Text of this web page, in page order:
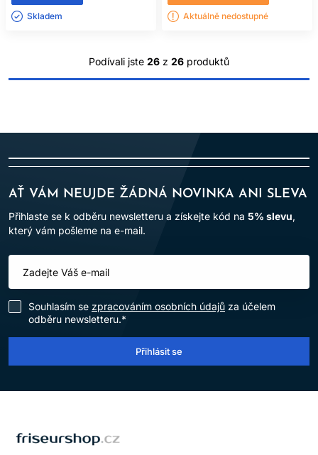
Skladem ㅤ Aktuálně nedostupné
Podívali jste 26 z 26 produktů
AŤ VÁM NEUJDE ŽÁDNÁ NOVINKA ANI SLEVA
Přihlaste se k odběru newsletteru a získejte kód na 5% slevu,
který vám pošleme na e-mail.
Souhlasím se zpracováním osobních údajů za účelem
odběru newsletteru.*
Přihlásit se